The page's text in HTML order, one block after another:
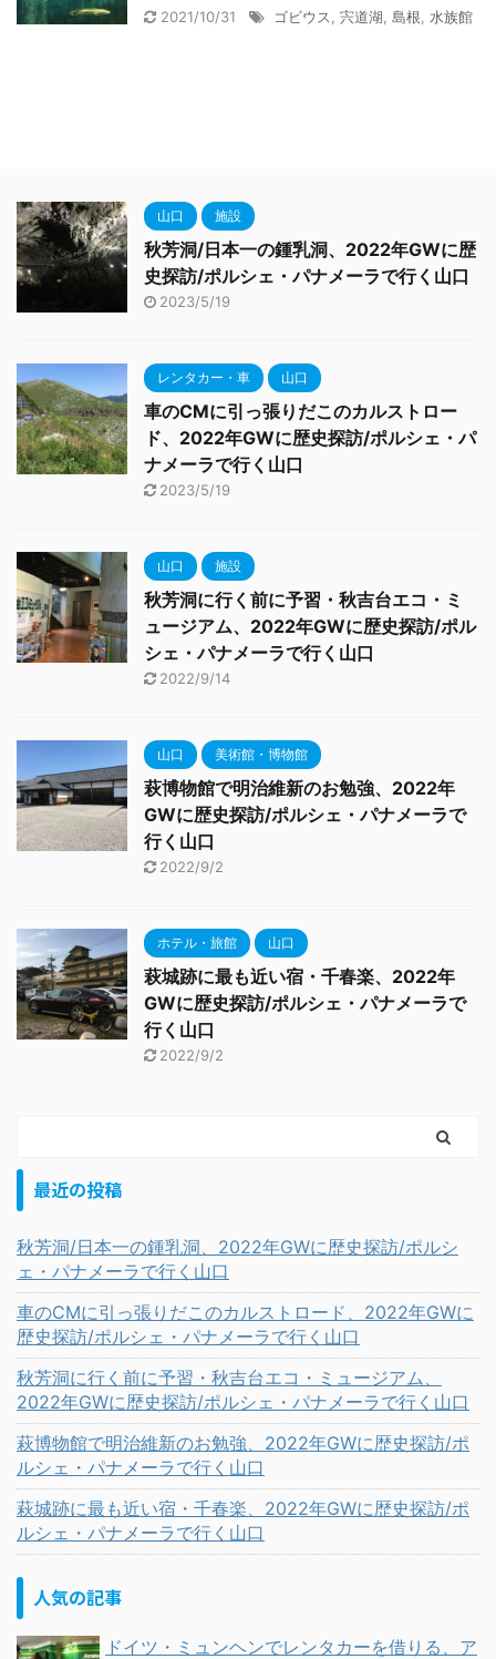
2021/10/31 ゴビウス 宍道湖 島根 水族館
山口 施設
秋芳洞/日本一の鍾乳洞、2022年GWに歴
史探訪/ポルシェ・パナメーラで行く山口
2023/5/19
レンタカー・車 山口
車のCMに引っ張りだこのカルストロー
ド、2022年GWに歴史探訪/ポルシェ・パ
ナメーラで行く山口
2023/5/19
山口 施設
秋芳洞に行く前に予習・秋吉台エコ・ミ
ュージアム、2022年GWに歴史探訪/ポル
シェ・パナメーラで行く山口
2022/9/14
山口 美術館・博物館
萩博物館で明治維新のお勉強、2022年
GWに歴史探訪/ポルシェ・パナメーラで
行く山口
2022/9/2
ホテル・旅館 山口
萩城跡に最も近い宿・千春楽、2022年
GWに歴史探訪/ポルシェ・パナメーラで
行く山口
2022/9/2
最近の投稿
秋芳洞/日本一の鍾乳洞、2022年GWに歴史探訪/ポルシ
ェ・パナメーラで行く山口
車のCMに引っ張りだこのカルストロード、2022年GWに
歴史探訪/ポルシェ・パナメーラで行く山口
秋芳洞に行く前に予習・秋吉台エコ・ミュージアム、
2022年GWに歴史探訪/ポルシェ・パナメーラで行く山口
萩博物館で明治維新のお勉強、2022年GWに歴史探訪/ポ
ルシェ・パナメーラで行く山口
萩城跡に最も近い宿・千春楽、2022年GWに歴史探訪/ポ
ルシェ・パナメーラで行く山口
人気の記事
ドイツ・ミュンヘンでレンタカーを借りる、ア